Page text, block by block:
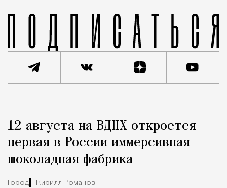
Город
12 августа на ВДНХ откроется
первая в России иммерсивная
шоколадная фабрика
Город Кирилл Романов